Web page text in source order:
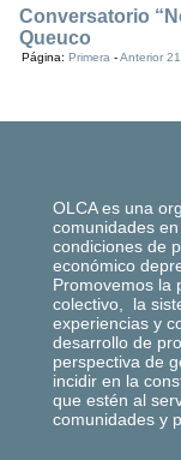
Conversatorio
Queuco
Página:Primera -Anterior 21
OLCA es una
comunidades
condiciones de
económico
Promovemos la
colectivo, la
experiencias y
desarrollo de
perspectiva de
incidir en la
que estén al
comunidades y